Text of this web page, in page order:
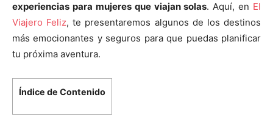
experiencias para mujeres que viajan solas. Aquí, en El
Viajero Feliz, te presentaremos algunos de los destinos
más emocionantes y seguros para que puedas planificar
tu próxima aventura.
Índice de Contenido